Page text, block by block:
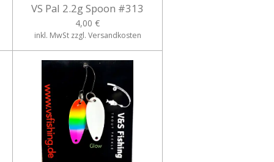
VS Pal 2.2g Spoon #313
4,00 €
inkl. MwSt zzgl. Versandkosten